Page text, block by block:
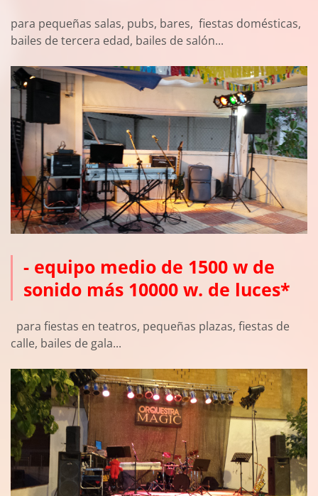
para pequeñas salas, pubs, bares, fiestas domésticas,
bailes de tercera edad, bailes de salón...
- equipo medio de 1500 w de
sonido más 10000 w. de luces*
para fiestas en teatros, pequeñas plazas, fiestas de
calle, bailes de gala...